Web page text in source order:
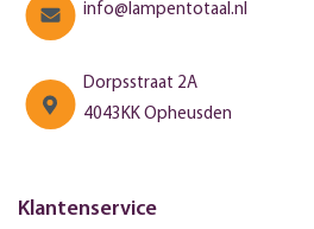
info@lampentotaal.nl
Dorpsstraat 2A
4043KK Opheusden
Klantenservice